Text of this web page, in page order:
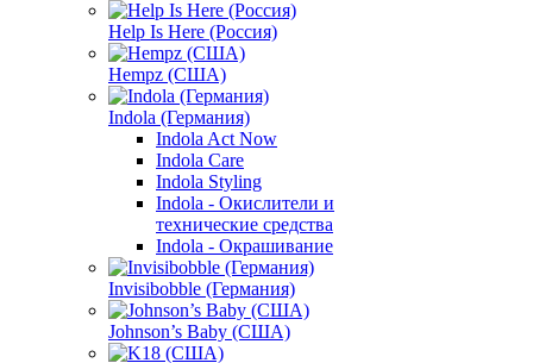
Help Is Here (Россия)
Hempz (США)
Indola (Германия)
Indola Act Now
Indola Care
Indola Styling
Indola - Окислители и
технические средства
Indola - Окрашивание
Invisibobble (Германия)
Johnson’s Baby (США)